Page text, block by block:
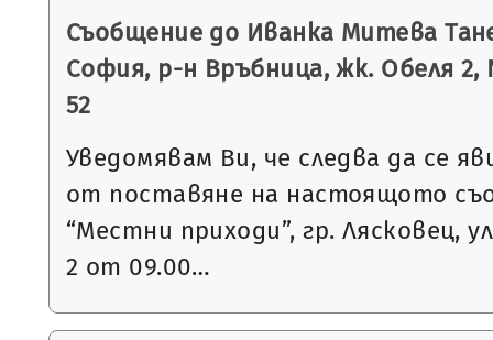
Съобщение до Иванка Митева
София, р-н Връбница, жк. Обеля 2,
52
Уведомявам Ви, че следва да се
от поставяне на настоящото
“Местни приходи”, гр. Лясковец,
2 от 09.00…